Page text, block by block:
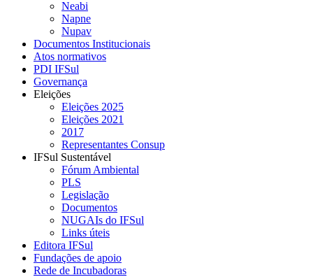
Neabi
Napne
Nupav
Documentos Institucionais
Atos normativos
PDI IFSul
Governança
Eleições
Eleições 2025
Eleições 2021
2017
Representantes Consup
IFSul Sustentável
Fórum Ambiental
PLS
Legislação
Documentos
NUGAIs do IFSul
Links úteis
Editora IFSul
Fundações de apoio
Rede de Incubadoras